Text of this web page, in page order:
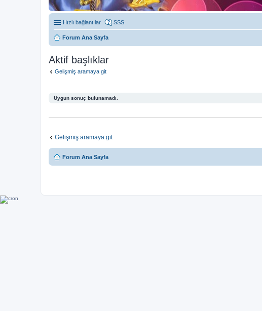
Hızlı bağlantılar SSS
Forum Ana Sayfa
Aktif başlıklar
Gelişmiş aramaya git
Uygun sonuç bulunamadı.
Gelişmiş aramaya git
Forum Ana Sayfa